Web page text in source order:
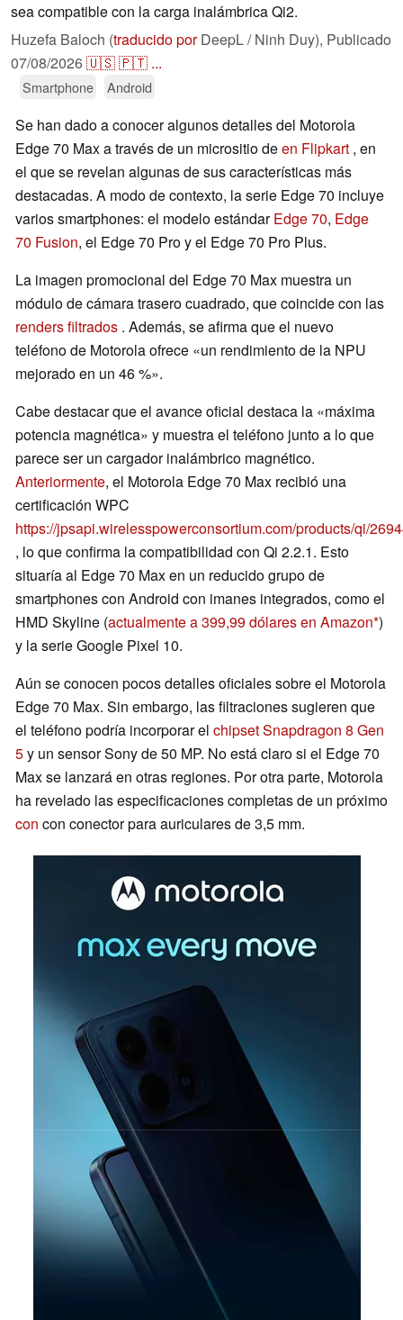
sea compatible con la carga inalámbrica Qi2.
Huzefa Baloch (traducido porDeepL / Ninh Duy), Publicado
07/08/2026🇺🇸🇵🇹 ...
Smartphone Android
Se han dado a conocer algunos detalles del Motorola
Edge 70 Max a través de un micrositio deen Flipkart , en
el que se revelan algunas de sus características más
destacadas. A modo de contexto, la serie Edge 70 incluye
varios smartphones: el modelo estándarEdge 70, Edge
70 Fusion, el Edge 70 Pro y el Edge 70 Pro Plus.
La imagen promocional del Edge 70 Max muestra un
módulo de cámara trasero cuadrado, que coincide con las
renders filtrados . Además, se afirma que el nuevo
teléfono de Motorola ofrece «un rendimiento de la NPU
mejorado en un 46 %».
Cabe destacar que el avance oficial destaca la «máxima
potencia magnética» y muestra el teléfono junto a lo que
parece ser un cargador inalámbrico magnético.
Anteriormente, el Motorola Edge 70 Max recibió una
certificación WPC
https://jpsapi.wirelesspowerconsortium.com/products/qi/
, lo que confirma la compatibilidad con Qi 2.2.1. Esto
situaría al Edge 70 Max en un reducido grupo de
smartphones con Android con imanes integrados, como el
HMD Skyline (actualmente a 399,99 dólares en Amazon )
y la serie Google Pixel 10.
Aún se conocen pocos detalles oficiales sobre el Motorola
Edge 70 Max. Sin embargo, las filtraciones sugieren que
el teléfono podría incorporar el chipset Snapdragon 8 Gen
5y un sensor Sony de 50 MP. No está claro si el Edge 70
Max se lanzará en otras regiones. Por otra parte, Motorola
ha revelado las especificaciones completas de un próximo
con con conector para auriculares de 3,5 mm.